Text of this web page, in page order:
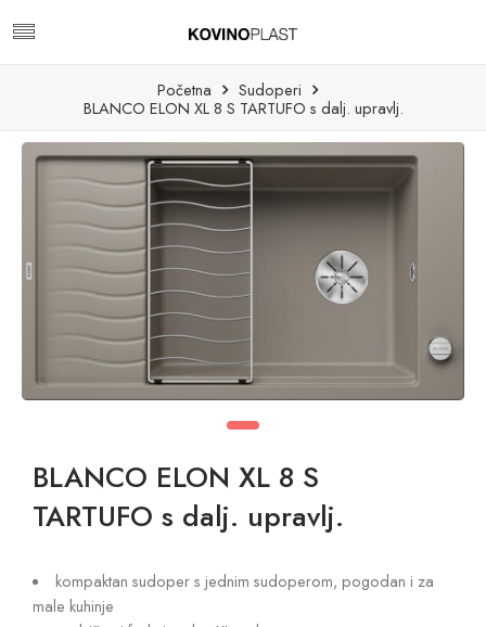
Početna
Sudoperi
BLANCO ELON XL 8 S TARTUFO s dalj. upravlj.
BLANCO ELON XL 8 S
TARTUFO s dalj. upravlj.
kompaktan sudoper s jednim sudoperom, pogodan i za
male kuhinje